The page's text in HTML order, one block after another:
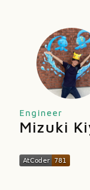
Engineer
Mizuki